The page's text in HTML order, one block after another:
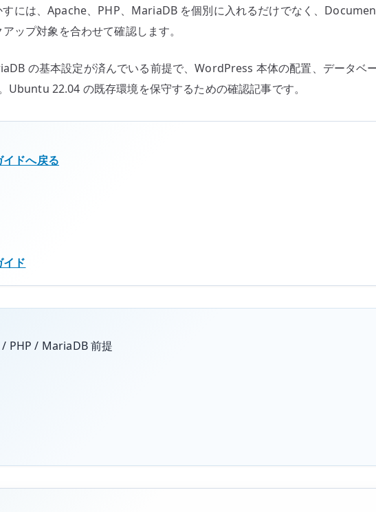
す
の
には、Apache、PHP、MariaDB を個別に入れるだけでなく、
ップ対象を合わせて確認します。
の基本設定が済んでいる前提で、WordPress 本体の配置、データ
Ubuntu 22.04 の既存環境を保守するための確認記事です。
ドへ戻る
ド
PHP / MariaDB 前提